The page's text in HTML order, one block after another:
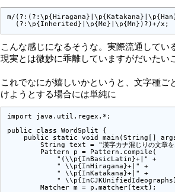
m/
  (?:\p{Inherited}|\p{Me}|\p{Mn})?)+/x;
こんな感じになるそうな。実際流通してい
現実とは微妙に乖離していますがだいたい
これでなにが嬉しいかというと、文字種ご
けようとする場合には単純に
import java.util.regex.*;
public class WordSplit {
public static void main(String[]
String text = "漢字カナ混じりの文章
        Pattern p = Pattern.compile(
            "(\\p{InBasicLatin}+|" +
            " \\p{InHiragana}+|" +
            " \\p{InKatakana}+|" +
"
        Matcher m = p.matcher(text);